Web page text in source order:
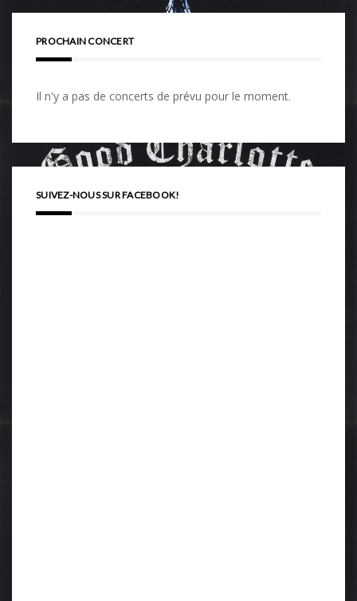
PROCHAIN CONCERT
Il n'y a pas de concerts de prévu pour le moment.
SUIVEZ-NOUS SUR FACEBOOK!